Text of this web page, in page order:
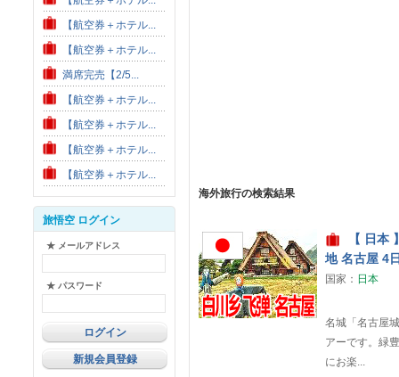
【航空券＋ホテル...
【航空券＋ホテル...
満席完売【2/5...
【航空券＋ホテル...
【航空券＋ホテル...
【航空券＋ホテル...
【航空券＋ホテル...
旅悟空 ログイン
★ メールアドレス
★ パスワード
新規会員登録
海外旅行の検索結果
【 日本
地 名古屋 4
国家： 日本
名城「名古屋
アーです。緑
にお楽...